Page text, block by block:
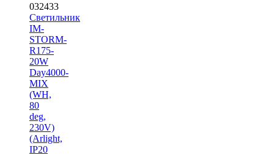
032433
Светильник
IM-
STORM-
R175-
20W
Day4000-
MIX
(WH,
80
deg,
230V)
(Arlight,
IP20